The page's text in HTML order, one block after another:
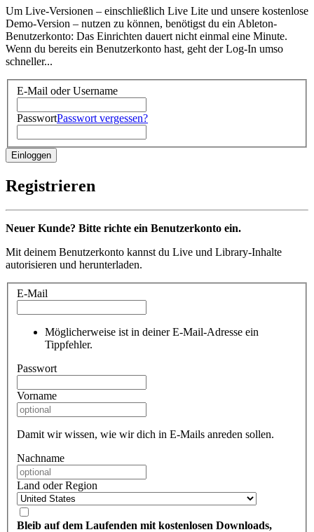
Um Live-Versionen – einschließlich Live Lite und unsere kostenlose
Demo-Version – nutzen zu können, benötigst du ein Ableton-
Benutzerkonto: Das Einrichten dauert nicht einmal eine Minute.
Wenn du bereits ein Benutzerkonto hast, geht der Log-In umso
schneller...
E-Mail oder Username
PasswortPasswort vergessen?
Registrieren
Neuer Kunde? Bitte richte ein Benutzerkonto ein.
Mit deinem Benutzerkonto kannst du Live und Library-Inhalte
autorisieren und herunterladen.
E-Mail
Möglicherweise ist in deiner E-Mail-Adresse ein
Tippfehler.
Passwort
Vorname
Damit wir wissen, wie wir dich in E-Mails anreden sollen.
Nachname
Land oder Region
Bleib auf dem Laufenden mit kostenlosen Downloads,